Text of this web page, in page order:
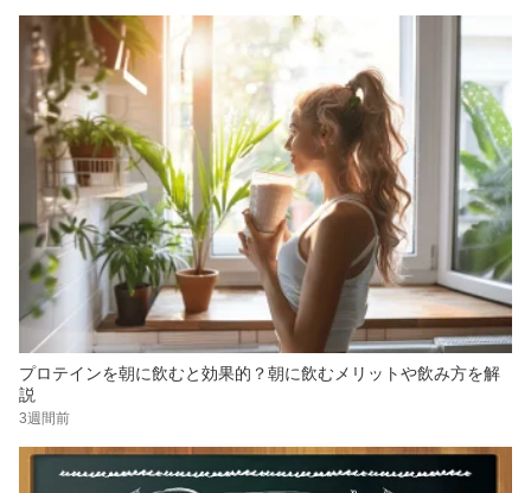
プロテインを朝に飲むと効果的？朝に飲むメリットや飲み方を解
説
3週間前